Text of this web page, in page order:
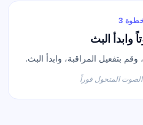
3
وابدأ البث
بتفعيل المراقبة، وابدأ البث.
المتحول فوراً